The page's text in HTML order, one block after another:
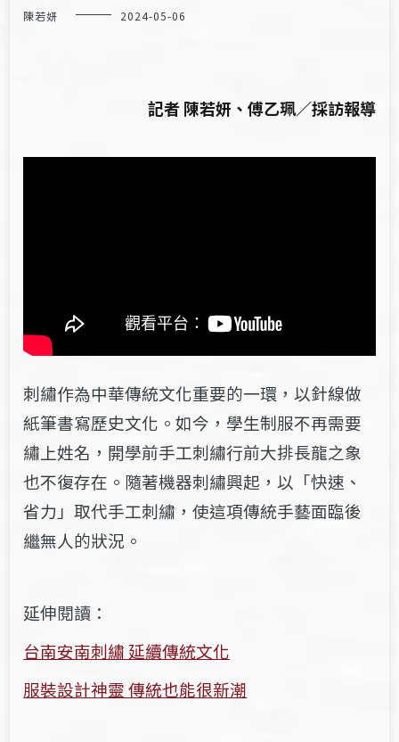
陳若妍 2024-05-06
記者 陳若妍、傅乙珮／採訪報導
刺繡作為中華傳統文化重要的一環，以針線做
紙筆書寫歷史文化。如今，學生制服不再需要
繡上姓名，開學前手工刺繡行前大排長龍之象
也不復存在。隨著機器刺繡興起，以「快速、
省力」取代手工刺繡，使這項傳統手藝面臨後
繼無人的狀況。
延伸閱讀：
台南安南刺繡 延續傳統文化
服裝設計神靈 傳統也能很新潮